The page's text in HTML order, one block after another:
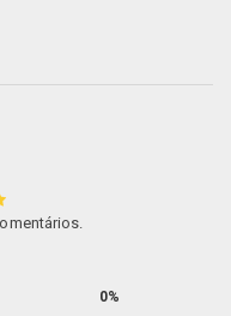
0%